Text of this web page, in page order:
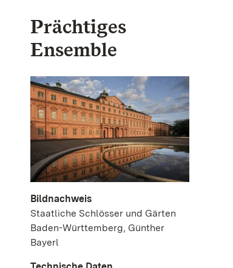
Prächtiges
Ensemble
Bildnachweis
Staatliche Schlösser und Gärten
Baden-Württemberg, Günther
Bayerl